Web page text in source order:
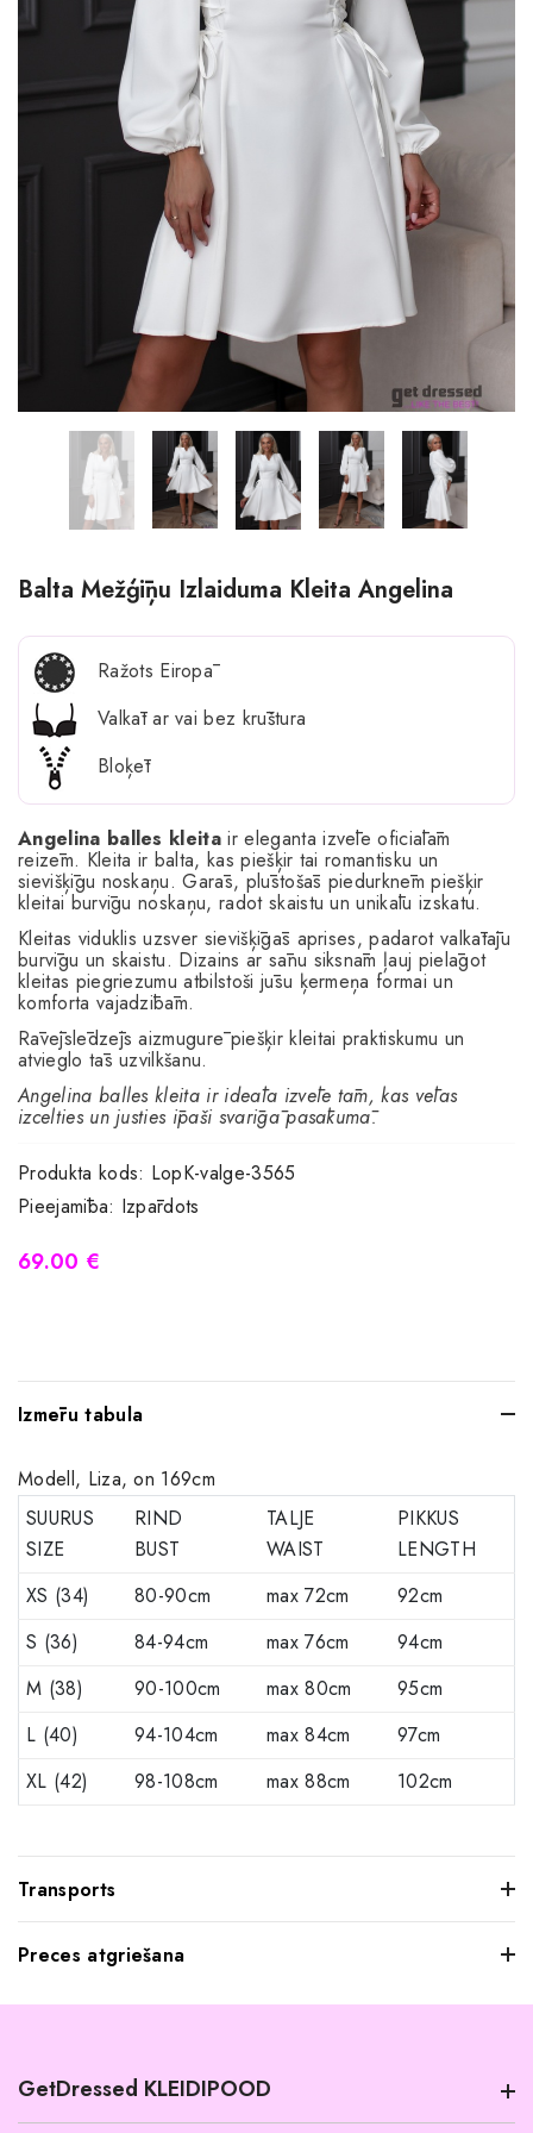
Balta Mežģīņu Izlaiduma Kleita Angelina
Ražots Eiropā
Valkāt ar vai bez krūštura
Bloķēt
Angelina balles kleita ir eleganta izvēle oficiālām
reizēm. Kleita ir balta, kas piešķir tai romantisku un
sievišķīgu noskaņu. Garās, plūstošās piedurknēm piešķir
kleitai burvīgu noskaņu, radot skaistu un unikālu izskatu.
Kleitas viduklis uzsver sievišķīgās aprises, padarot valkātāju
burvīgu un skaistu. Dizains ar sānu siksnām ļauj pielāgot
kleitas piegriezumu atbilstoši jūsu ķermeņa formai un
komforta vajadzībām.
Rāvējslēdzējs aizmugurē piešķir kleitai praktiskumu un
atvieglo tās uzvilkšanu.
Angelina balles kleita ir ideāla izvēle tām, kas vēlas
izcelties un justies īpaši svarīgā pasākumā.
Produkta kods: LopK-valge-3565
Pieejamība: Izpārdots
69.00 €
Izmēru tabula
Modell, Liza, on 169cm
SUURUS
SIZE
RIND
BUST
TALJE
WAIST
PIKKUS
LENGTH
XS (34)
80-90cm max 72cm
92cm
S (36)
84-94cm max 76cm
94cm
M (38)
90-100cm max 80cm
95cm
L (40)
94-104cm max 84cm
97cm
XL (42)
98-108cm max 88cm 102cm
Transports
Preces atgriešana
atgriezt mums visus produktus, kurus nevēlaties paturēt.
GetDressed KLEIDIPOOD